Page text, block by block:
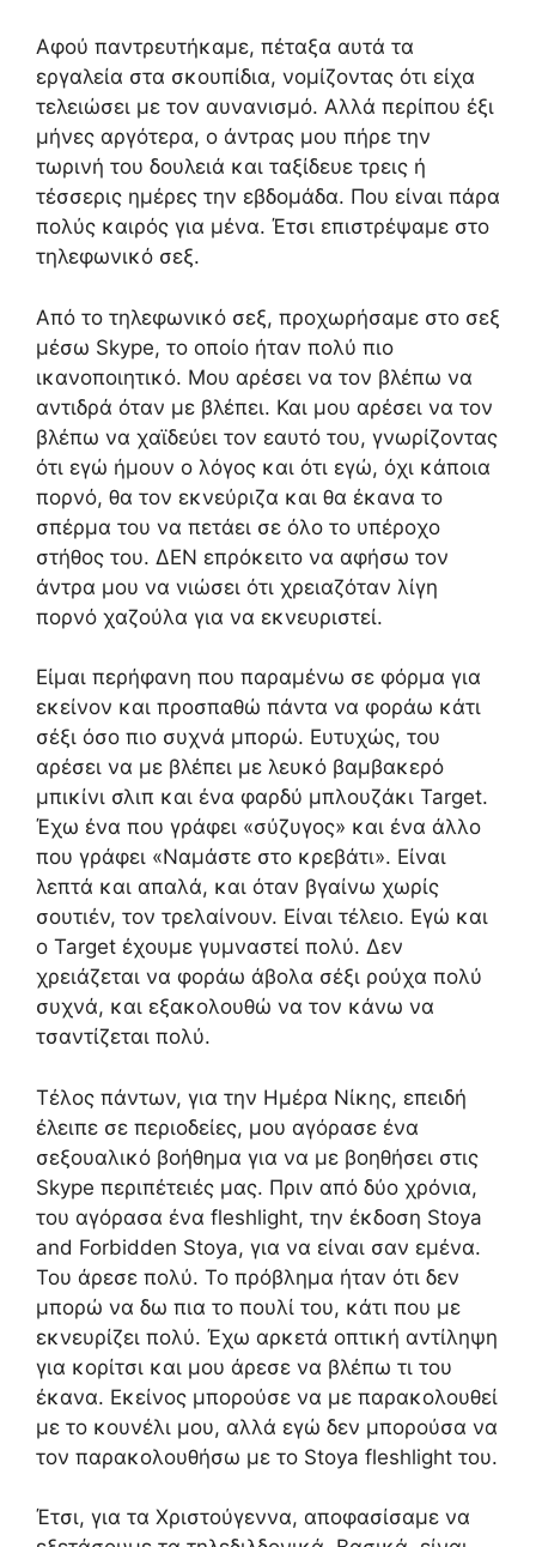
Αφού παντρευτήκαμε, πέταξα αυτά τα
εργαλεία στα σκουπίδια, νομίζοντας ότι είχα
τελειώσει με τον αυνανισμό. Αλλά περίπου έξι
μήνες αργότερα, ο άντρας μου πήρε την
τωρινή του δουλειά και ταξίδευε τρεις ή
τέσσερις ημέρες την εβδομάδα. Που είναι πάρα
πολύς καιρός για μένα. Έτσι επιστρέψαμε στο
τηλεφωνικό σεξ.
Από το τηλεφωνικό σεξ, προχωρήσαμε στο σεξ
μέσω Skype, το οποίο ήταν πολύ πιο
ικανοποιητικό. Μου αρέσει να τον βλέπω να
αντιδρά όταν με βλέπει. Και μου αρέσει να τον
βλέπω να χαϊδεύει τον εαυτό του, γνωρίζοντας
ότι εγώ ήμουν ο λόγος και ότι εγώ, όχι κάποια
πορνό, θα τον εκνεύριζα και θα έκανα το
σπέρμα του να πετάει σε όλο το υπέροχο
στήθος του. ΔΕΝ επρόκειτο να αφήσω τον
άντρα μου να νιώσει ότι χρειαζόταν λίγη
πορνό χαζούλα για να εκνευριστεί.
Είμαι περήφανη που παραμένω σε φόρμα για
εκείνον και προσπαθώ πάντα να φοράω κάτι
σέξι όσο πιο συχνά μπορώ. Ευτυχώς, του
αρέσει να με βλέπει με λευκό βαμβακερό
μπικίνι σλιπ και ένα φαρδύ μπλουζάκι Target.
Έχω ένα που γράφει «σύζυγος» και ένα άλλο
που γράφει «Ναμάστε στο κρεβάτι». Είναι
λεπτά και απαλά, και όταν βγαίνω χωρίς
σουτιέν, τον τρελαίνουν. Είναι τέλειο. Εγώ και
ο Target έχουμε γυμναστεί πολύ. Δεν
χρειάζεται να φοράω άβολα σέξι ρούχα πολύ
συχνά, και εξακολουθώ να τον κάνω να
τσαντίζεται πολύ.
Τέλος πάντων, για την Ημέρα Νίκης, επειδή
έλειπε σε περιοδείες, μου αγόρασε ένα
σεξουαλικό βοήθημα για να με βοηθήσει στις
Skype περιπέτειές μας. Πριν από δύο χρόνια,
του αγόρασα ένα fleshlight, την έκδοση Stoya
and Forbidden Stoya, για να είναι σαν εμένα.
Του άρεσε πολύ. Το πρόβλημα ήταν ότι δεν
μπορώ να δω πια το πουλί του, κάτι που με
εκνευρίζει πολύ. Έχω αρκετά οπτική αντίληψη
για κορίτσι και μου άρεσε να βλέπω τι του
έκανα. Εκείνος μπορούσε να με παρακολουθεί
με το κουνέλι μου, αλλά εγώ δεν μπορούσα να
τον παρακολουθήσω με το Stoya fleshlight του.
Έτσι, για τα Χριστούγεννα, αποφασίσαμε να